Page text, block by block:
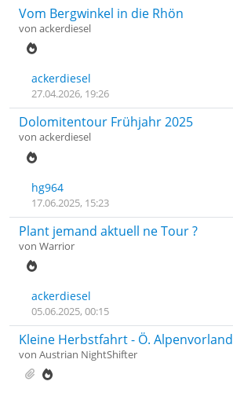
Vom Bergwinkel in die Rhön
von ackerdiesel
ackerdiesel
27.04.2026, 19:26
Dolomitentour Frühjahr 2025
von ackerdiesel
hg964
17.06.2025, 15:23
Plant jemand aktuell ne Tour ?
von Warrior
ackerdiesel
05.06.2025, 00:15
Kleine Herbstfahrt - Ö. Alpenvorland
von Austrian NightShifter